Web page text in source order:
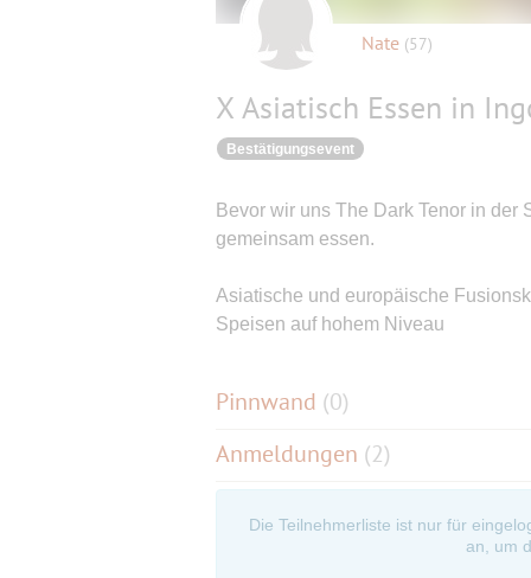
Nate (57)
X Asiatisch Essen in
Bestätigungsevent
Bevor wir uns The Dark Tenor in
gemeinsam essen.
Asiatische und europäische
Speisen auf hohem Niveau
Pinnwand (0)
Anmeldungen (2)
Die Teilnehmerliste ist nur für
an, um